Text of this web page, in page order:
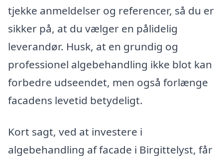
tjekke anmeldelser og referencer, så du er
sikker på, at du vælger en pålidelig
leverandør. Husk, at en grundig og
professionel algebehandling ikke blot kan
forbedre udseendet, men også forlænge
facadens levetid betydeligt.
Kort sagt, ved at investere i
algebehandling af facade i Birgittelyst, får